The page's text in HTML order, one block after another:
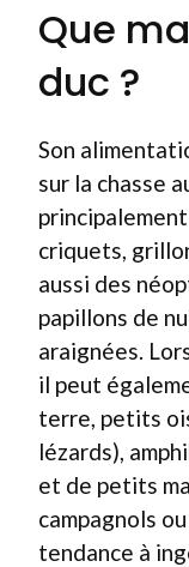
Que
duc ?
Son
sur la chasse
criquets,
aussi des
papillons de
araignées.
il peut
terre, petits
lézards),
et de petits
campagnols
tendance à